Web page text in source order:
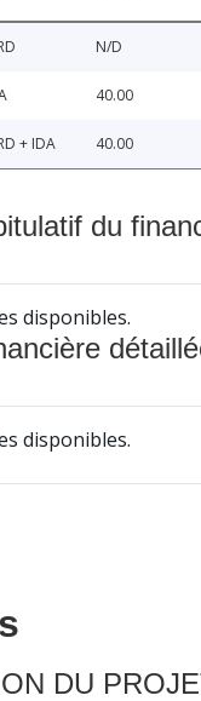
N/D
40.00
+ IDA 40.00
du
disponibles.
disponibles.
DU